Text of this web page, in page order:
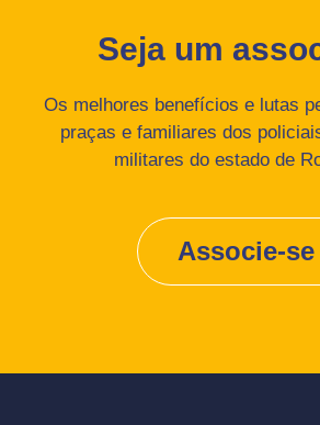
Seja um
Os melhores benefícios e lutas
praças e familiares dos
militares do estado de
Associe-se